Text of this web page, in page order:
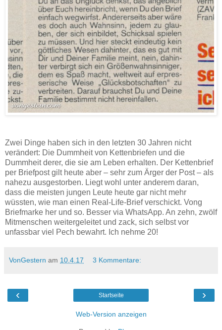
Zwei Dinge haben sich in den letzten 30 Jahren nicht
verändert: Die Dummheit von Kettenbriefen und die
Dummheit derer, die sie am Leben erhalten. Der Kettenbrief
per Briefpost gilt heute aber – sehr zum Ärger der Post – als
nahezu ausgestorben. Liegt wohl unter anderem daran,
dass die meisten jungen Leute heute gar nicht mehr
wüssten, wie man einen Real-Life-Brief verschickt. Vong
Briefmarke her und so. Besser via WhatsApp. An zehn, zwölf
Mitmenschen weitergeleitet und zack, sich selbst vor
unfassbar viel Pech bewahrt. Ich nehme 20!
VonGestern am 10.4.17 3 Kommentare:
‹ ›
Startseite
Web-Version anzeigen